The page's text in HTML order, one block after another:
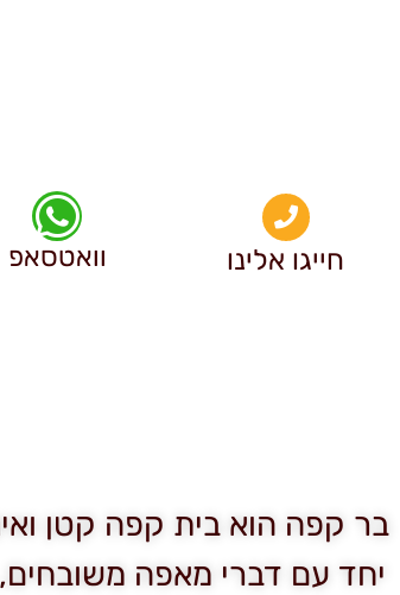
חייגו אלינו וואטסאפ
בר קפה הוא בית קפה קטן
יחד עם דברי מאפה